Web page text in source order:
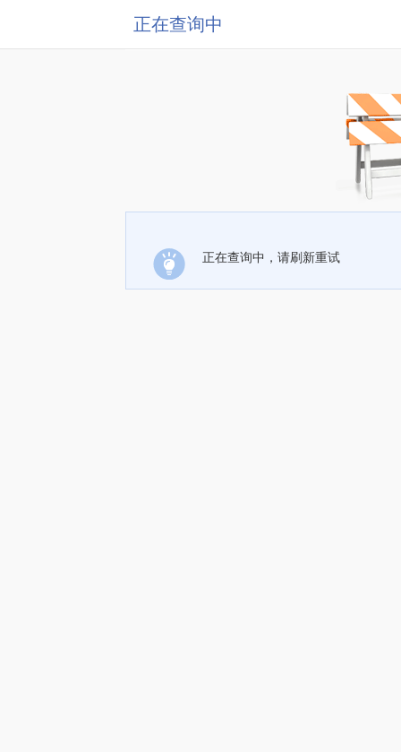
正在查询中
正在查询中，请刷新重试